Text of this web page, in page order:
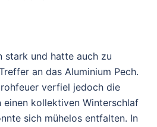
stark und hatte auch zu
an das Aluminium Pech.
verfiel jedoch die
einen kollektiven Winterschlaf
sich mühelos entfalten. In